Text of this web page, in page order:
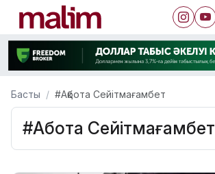
Басты #Ақбота Сейітмағамбет
#Ақбота Сейітмағамбет